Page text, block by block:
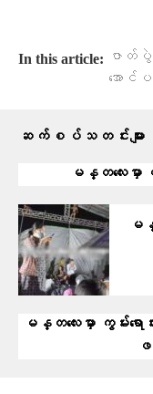
In this article: ဇာတ်ပွဲ
အော
ဆက်စပ်သတင်းများ
မန္တလေးမှ
မ
မန္တလေးမှာ ကွမ်းရေ